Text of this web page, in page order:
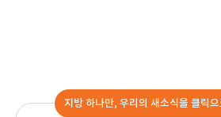
지방 하나만, 우리의 새소식을 클릭